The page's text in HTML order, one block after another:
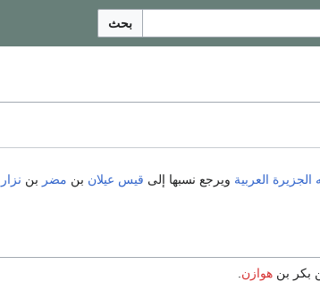
بحث
الجزيرة العربية ويرجع نسبها إلى قيس عيلان بن مضر بن نزار
بكر بنهوازن